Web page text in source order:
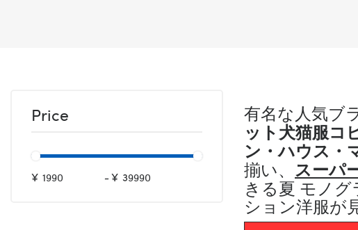
Price
¥ -¥
有名な人気ブ
ット犬猫服コ
ン・ハウス・
揃い、 スーパ
きる夏 モノ
ション洋服が